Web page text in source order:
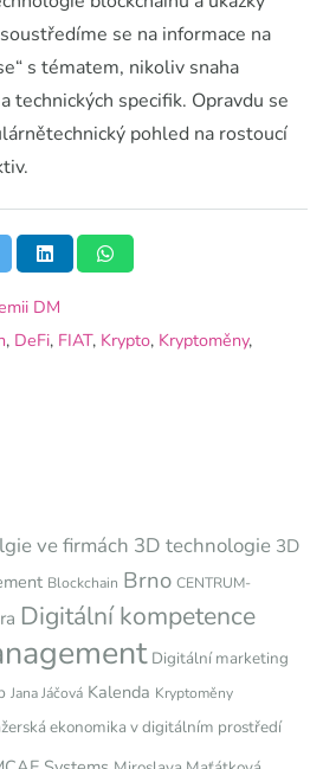
se na informace na
s tématem, nikoliv snaha
technických specifik. Opravdu se
pohled na rostoucí
DM
, DeFi, FIAT, Krypto, Kryptoměny,
ve firmách 3D technologie 3D
Blockchain Brno CENTRUM-
Digitální kompetence
Digitální marketing
Jana Jáčová Kalenda Kryptoměny
ekonomika v digitálním prostředí